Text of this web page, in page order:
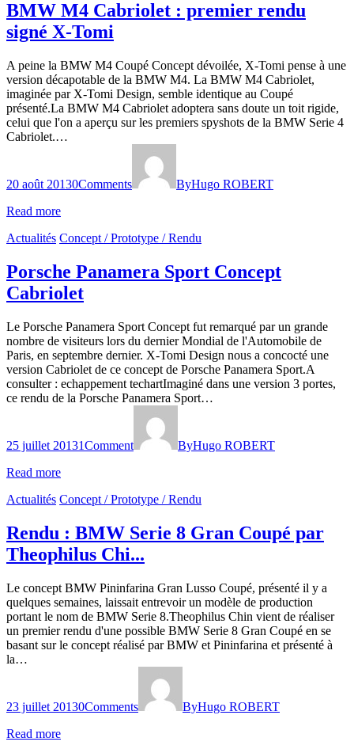
BMW M4 Cabriolet : premier rendu
signé X-Tomi
A peine la BMW M4 Coupé Concept dévoilée, X-Tomi pense à une
version décapotable de la BMW M4. La BMW M4 Cabriolet,
imaginée par X-Tomi Design, semble identique au Coupé
présenté.La BMW M4 Cabriolet adoptera sans doute un toit rigide,
celui que l'on a aperçu sur les premiers spyshots de la BMW Serie 4
Cabriolet.…
20 août 20130Comments ByHugo ROBERT
Read more
Actualités Concept / Prototype / Rendu
Porsche Panamera Sport Concept
Cabriolet
Le Porsche Panamera Sport Concept fut remarqué par un grande
nombre de visiteurs lors du dernier Mondial de l'Automobile de
Paris, en septembre dernier. X-Tomi Design nous a concocté une
version Cabriolet de ce concept de Porsche Panamera Sport.A
consulter : echappement techartImaginé dans une version 3 portes,
ce rendu de la Porsche Panamera Sport…
25 juillet 20131Comment ByHugo ROBERT
Read more
Actualités Concept / Prototype / Rendu
Rendu : BMW Serie 8 Gran Coupé par
Theophilus Chi...
Le concept BMW Pininfarina Gran Lusso Coupé, présenté il y a
quelques semaines, laissait entrevoir un modèle de production
portant le nom de BMW Serie 8.Theophilus Chin vient de réaliser
un premier rendu d'une possible BMW Serie 8 Gran Coupé en se
basant sur le concept réalisé par BMW et Pininfarina et présenté à
la…
23 juillet 20130Comments ByHugo ROBERT
Read more